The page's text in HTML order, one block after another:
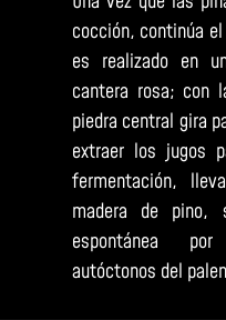
cocción, continúa
es realizado en
cantera rosa; con
piedra central gira
extraer los jugos
fermentación,
madera de pino,
espontánea
autóctonos del